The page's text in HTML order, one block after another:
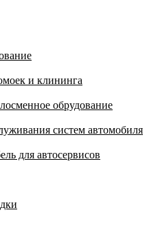
и клининга
обрудование
систем автомобиля
для автосервисов